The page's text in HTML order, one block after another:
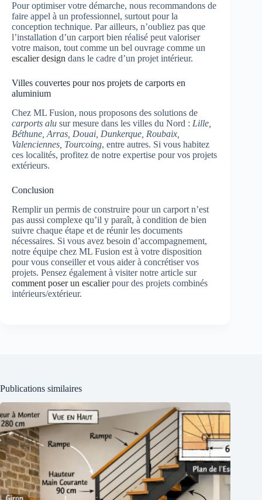
Pour optimiser votre démarche, nous recommandons de
faire appel à un professionnel, surtout pour la
conception technique. Par ailleurs, n’oubliez pas que
l’installation d’un carport bien réalisé peut valoriser
votre maison, tout comme un bel ouvrage comme un
escalier design dans le cadre d’un projet intérieur.
Villes couvertes pour nos projets de carports en
aluminium
Chez ML Fusion, nous proposons des solutions de
carports alu sur mesure dans les villes du Nord : Lille,
Béthune, Arras, Douai, Dunkerque, Roubaix,
Valenciennes, Tourcoing, entre autres. Si vous habitez
ces localités, profitez de notre expertise pour vos projets
extérieurs.
Conclusion
Remplir un permis de construire pour un carport n’est
pas aussi complexe qu’il y paraît, à condition de bien
suivre chaque étape et de réunir les documents
nécessaires. Si vous avez besoin d’accompagnement,
notre équipe chez ML Fusion est à votre disposition
pour vous conseiller et vous aider à concrétiser vos
projets. Pensez également à visiter notre article sur
comment poser un escalierpour des projets combinés
intérieurs/extérieur.
Publications similaires